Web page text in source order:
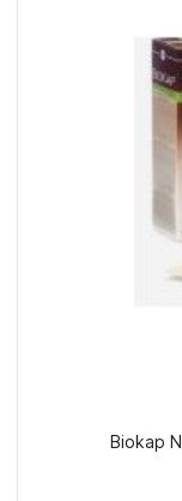
Biokap